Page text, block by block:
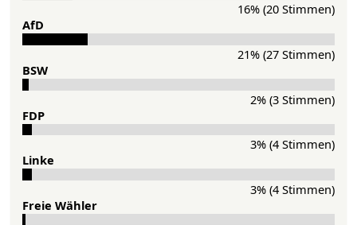
16% (20 Stimmen)
AfD
21% (27 Stimmen)
BSW
2% (3 Stimmen)
FDP
3% (4 Stimmen)
Lin­ke
3% (4 Stimmen)
Freie Wähler